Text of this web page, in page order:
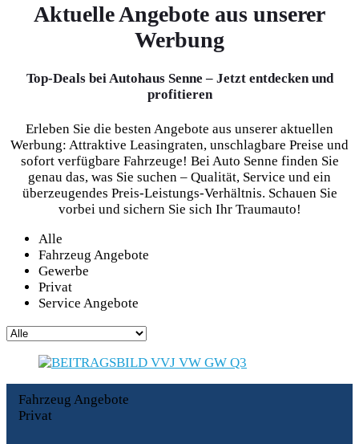
Aktuelle Angebote aus unserer
Werbung
Top-Deals bei Autohaus Senne – Jetzt entdecken und
profitieren
Erleben Sie die besten Angebote aus unserer aktuellen
Werbung: Attraktive Leasingraten, unschlagbare Preise und
sofort verfügbare Fahrzeuge! Bei Auto Senne finden Sie
genau das, was Sie suchen – Qualität, Service und ein
überzeugendes Preis-Leistungs-Verhältnis. Schauen Sie
vorbei und sichern Sie sich Ihr Traumauto!
Alle
Fahrzeug Angebote
Gewerbe
Privat
Service Angebote
Fahrzeug Angebote
Privat